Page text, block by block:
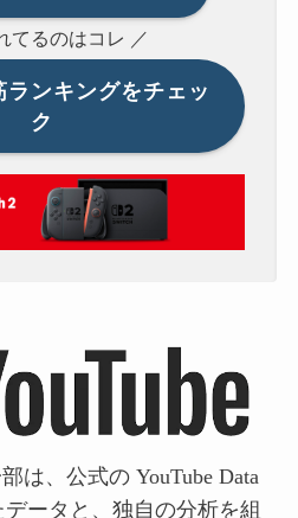
てるのはコレ ／
ランキングをチェッ
ク
は、公式の YouTube Data
ータと、独自の分析を組